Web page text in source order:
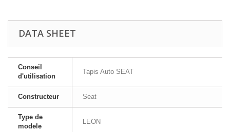
DATA SHEET
Conseil
d'utilisation
Tapis Auto SEAT
Constructeur Seat
Type de
modele
LEON